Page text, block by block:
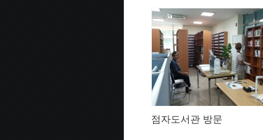
점자도서관 방문